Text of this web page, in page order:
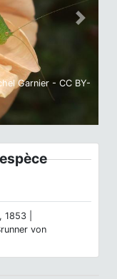
Garnier - CC BY-
Next
1853 |
von